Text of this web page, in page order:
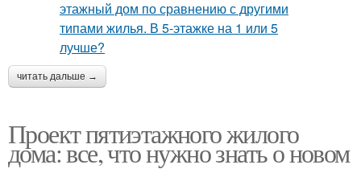
читать дальше →
Проект пятиэтажного жилого
дома: все, что нужно знать о новом